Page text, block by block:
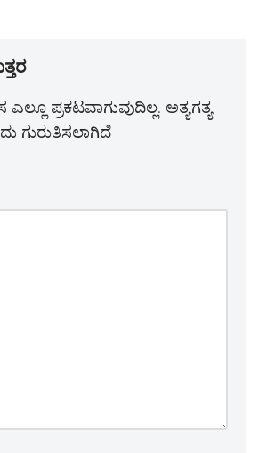
ಪ್ರಕಟವಾಗುವುದಿಲ್ಲ. ಅತ್ಯಗತ್ಯ
ಗುರುತಿಸಲಾಗಿದೆ